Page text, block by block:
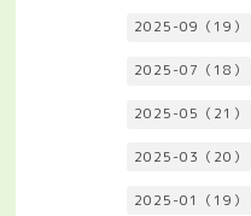
2025-09（19）
2025-07（18）
2025-05（21）
2025-03（20）
2025-01（19）